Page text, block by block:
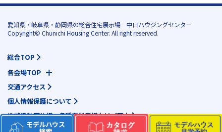
モデルハウス
愛知県・岐阜県・静岡県の総合住宅展示場 中日ハウジングセンター
Copyright© Chunichi Housing Center. All right reserved.
総合TOP
各会場TOP
交通アクセス
個人情報保護について
地域活動団体様・各種事業者様向けご案内